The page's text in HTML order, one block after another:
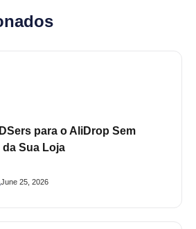
para o AliDrop Sem
da Sua Loja
June 25, 2026